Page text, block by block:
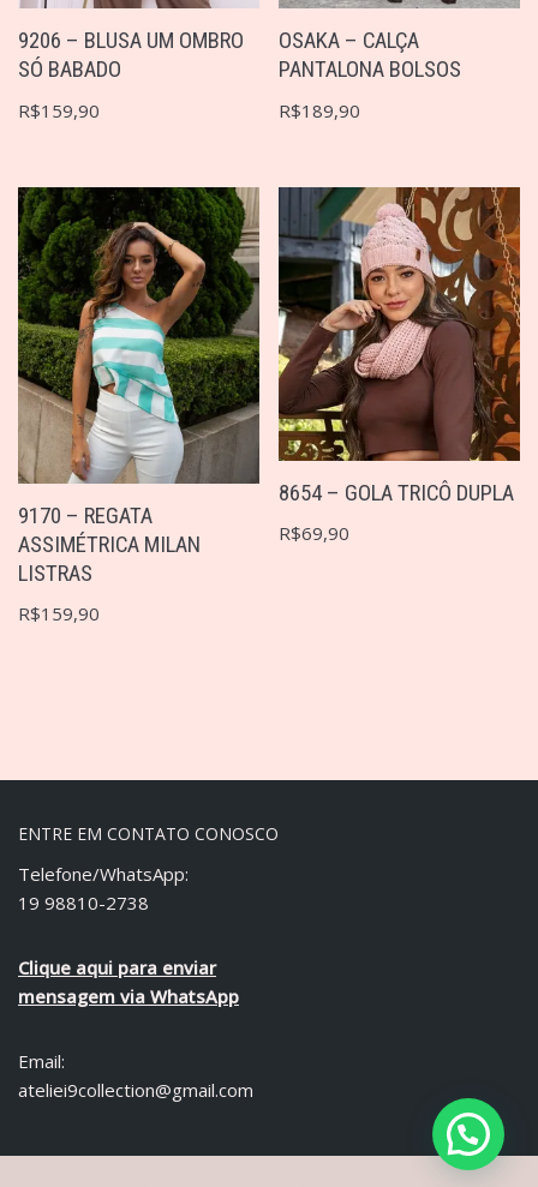
9206 – BLUSA UM OMBRO
SÓ BABADO
R$159,90
OSAKA – CALÇA
PANTALONA BOLSOS
R$189,90
9170 – REGATA
ASSIMÉTRICA MILAN
LISTRAS
R$159,90
8654 – GOLA TRICÔ DUPLA
R$69,90
ENTRE EM CONTATO CONOSCO
Telefone/WhatsApp:
19 98810-2738
Clique aqui para enviar
mensagem via WhatsApp
Email:
ateliei9collection@gmail.com